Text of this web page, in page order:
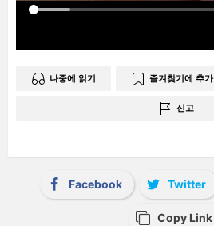
나중에 읽기 즐겨찾기에 추가
신고
Facebook Twitter
Copy Link